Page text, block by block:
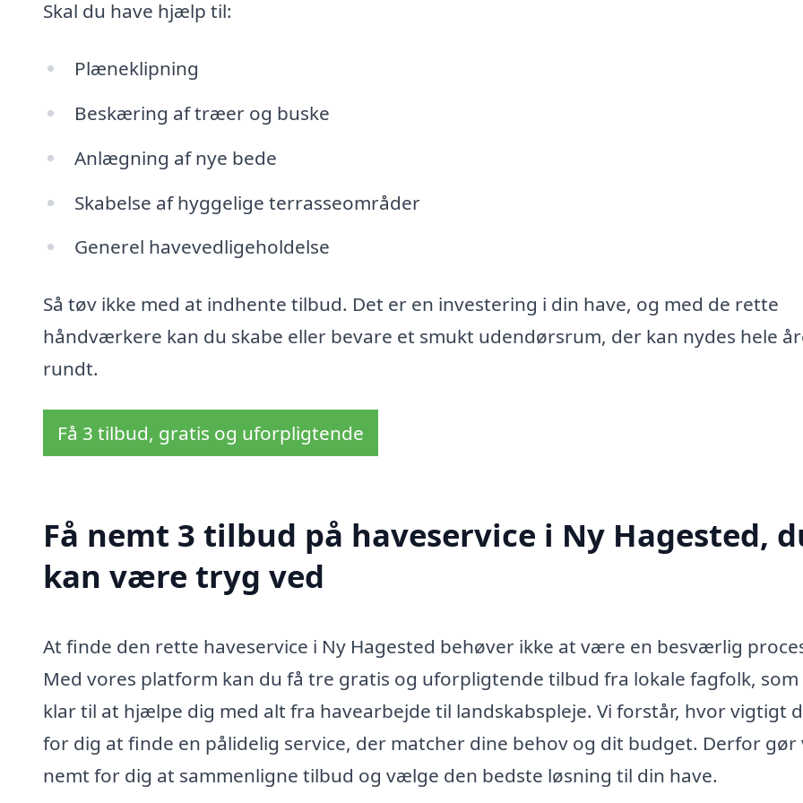
Skal du have hjælp til:
Plæneklipning
Beskæring af træer og buske
Anlægning af nye bede
Skabelse af hyggelige terrasseområder
Generel havevedligeholdelse
Så tøv ikke med at indhente tilbud. Det er en investering i din have, og med de rette
håndværkere kan du skabe eller bevare et smukt udendørsrum, der kan nydes hele
rundt.
Få 3 tilbud, gratis og uforpligtende
Få nemt 3 tilbud på haveservice i Ny Hagested,
kan være tryg ved
At finde den rette haveservice i Ny Hagested behøver ikke at være en besværlig
Med vores platform kan du få tre gratis og uforpligtende tilbud fra lokale fagfolk, som
klar til at hjælpe dig med alt fra havearbejde til landskabspleje. Vi forstår, hvor vigtigt
for dig at finde en pålidelig service, der matcher dine behov og dit budget. Derfor gør
nemt for dig at sammenligne tilbud og vælge den bedste løsning til din have.